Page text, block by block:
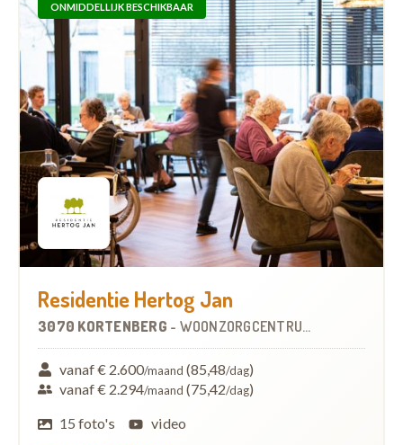
ONMIDDELLIJK BESCHIKBAAR
Residentie Hertog Jan
3070 KORTENBERG - WOONZORGCENTRUM (WZC)
vanaf € 2.600/maand (85,48/dag)
vanaf € 2.294/maand (75,42/dag)
15 foto's
video